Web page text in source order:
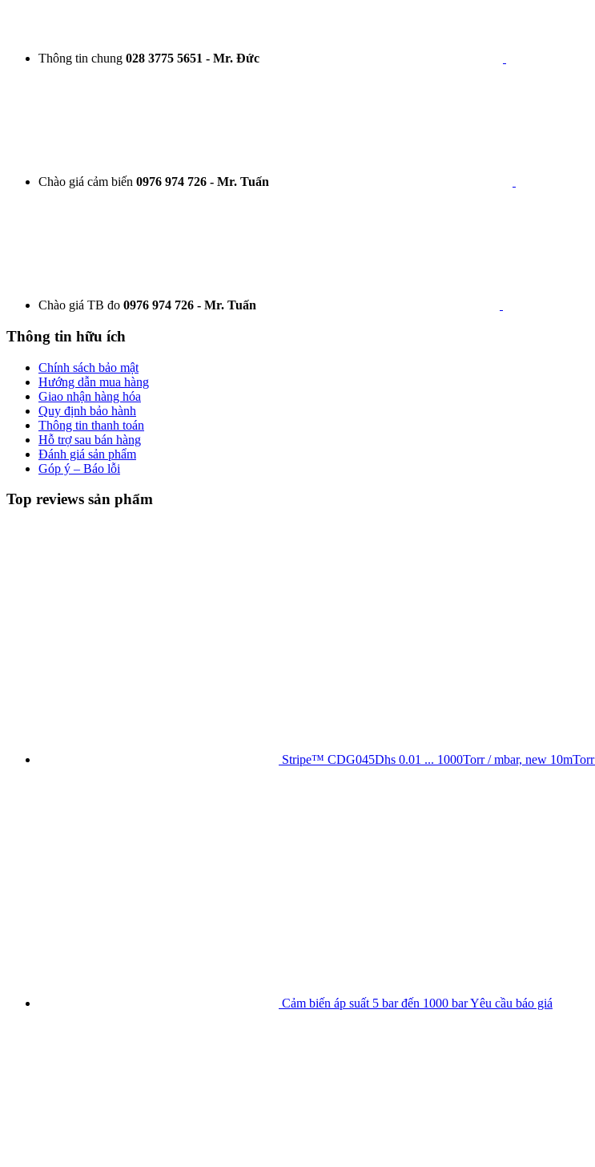
Thông tin chung 028 3775 5651 - Mr. Đức
Chào giá cảm biến 0976 974 726 - Mr. Tuấn
Chào giá TB đo 0976 974 726 - Mr. Tuấn
Thông tin hữu ích
Chính sách bảo mật
Hướng dẫn mua hàng
Giao nhận hàng hóa
Quy định bảo hành
Thông tin thanh toán
Hỗ trợ sau bán hàng
Đánh giá sản phẩm
Góp ý – Báo lỗi
Top reviews sản phẩm
Stripe™ CDG045Dhs 0.01 ... 1000Torr / mbar, new 10mTorr
Cảm biến áp suất 5 bar đến 1000 barYêu cầu báo giá